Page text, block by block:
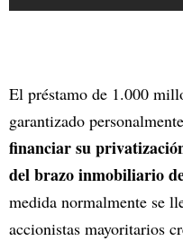
El préstamo de 1.000
garantizado
financiar su
del brazo inmobiliario
medida normalmente se
accionistas mayoritarios